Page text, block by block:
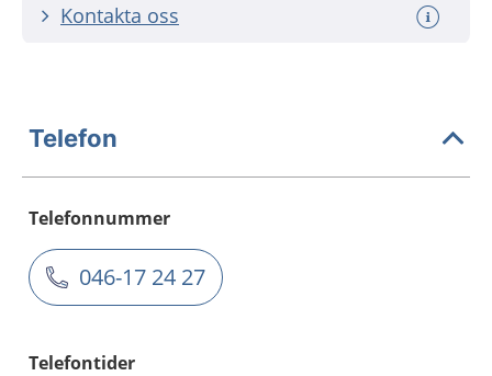
Kontakta oss
Telefon
Telefonnummer
046-17 24 27
Telefontider